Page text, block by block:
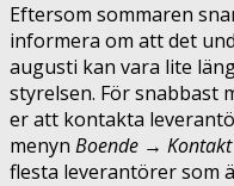
Eftersom sommaren
informera om att det
augusti kan vara lite
styrelsen. För snabbast
er att kontakta
menyn Boende → Kontakt
flesta leverantörer som